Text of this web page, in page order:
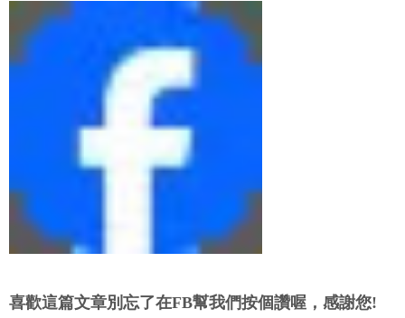
喜歡這篇文章別忘了在FB幫我們按個讚喔，感謝您!